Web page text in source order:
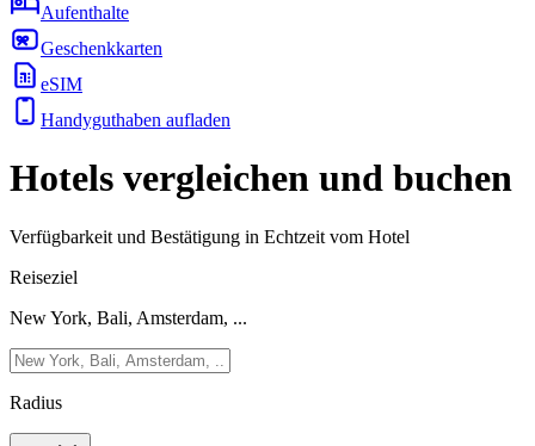
Aufenthalte
Geschenkkarten
eSIM
Handyguthaben aufladen
Hotels vergleichen und buchen
Verfügbarkeit und Bestätigung in Echtzeit vom Hotel
Reiseziel
New York, Bali, Amsterdam, ...
Radius